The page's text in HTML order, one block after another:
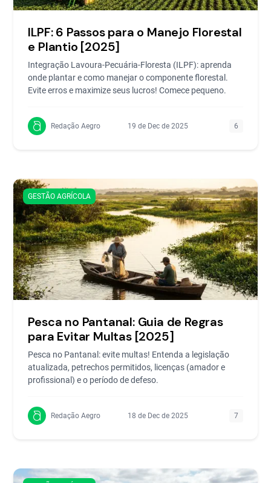
ILPF: 6 Passos para o Manejo Florestal
e Plantio [2025]
Integração Lavoura-Pecuária-Floresta (ILPF): aprenda
onde plantar e como manejar o componente florestal.
Evite erros e maximize seus lucros! Comece pequeno.
Redação Aegro 19 de Dec de 2025 6
GESTÃO AGRÍCOLA
Pesca no Pantanal: Guia de Regras
para Evitar Multas [2025]
Pesca no Pantanal: evite multas! Entenda a legislação
atualizada, petrechos permitidos, licenças (amador e
profissional) e o período de defeso.
Redação Aegro 18 de Dec de 2025 7